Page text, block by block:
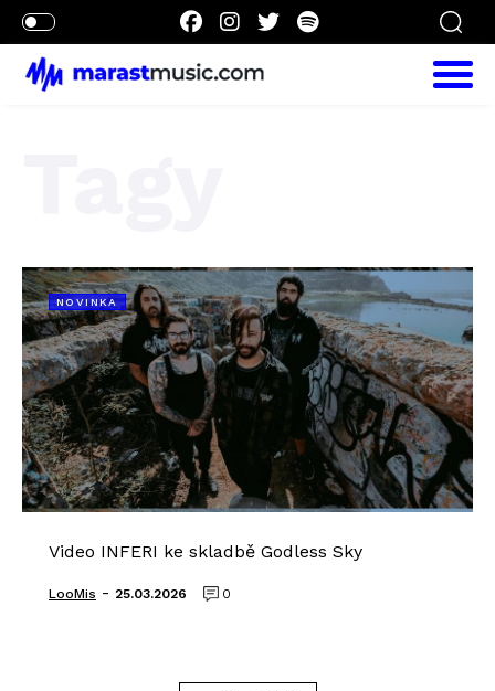
NOVINKA
Video INFERI ke skladbě Godless Sky
LooMis - 25.03.2026 0